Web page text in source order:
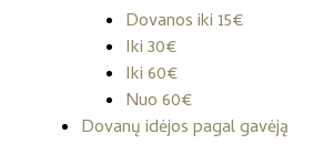
Dovanos iki 15€
Iki 30€
Iki 60€
Nuo 60€
Dovanų idėjos pagal gavėją